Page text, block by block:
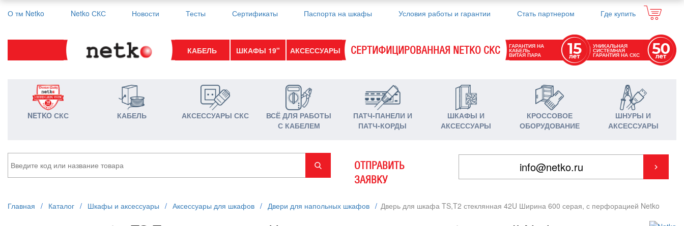
О тм Netko Netko СКС Новости Тесты Сертификаты Паспорта на шкафы Условия работы и гарантии Стать партнером Где купить
КАБЕЛЬ ШКАФЫ 19" АКСЕССУАРЫ СЕРТИФИЦИРОВАННАЯ NETKO СКС ГАРАНТИЯ НА
КАБЕЛЬ
ВИТАЯ ПАРА
УНИКАЛЬНАЯ
СИСТЕМНАЯ
ГАРАНТИЯ НА СКС
NETKO СКС КАБЕЛЬ АКСЕССУАРЫ СКС
ВСЁ ДЛЯ РАБОТЫ
С КАБЕЛЕМ
ПАТЧ-ПАНЕЛИ И
ПАТЧ-КОРДЫ
ШКАФЫ И
АКСЕССУАРЫ
КРОССОВОЕ
ОБОРУДОВАНИЕ
ШНУРЫ И
АКСЕССУАРЫ
ОТПРАВИТЬ
ЗАЯВКУ
Главная / Каталог / Шкафы и аксессуары / Аксессуары для шкафов / Двери для напольных шкафов / Дверь для шкафа TS,T2 стеклянная 42U Ширина 600 серая, с перфорацией Netko